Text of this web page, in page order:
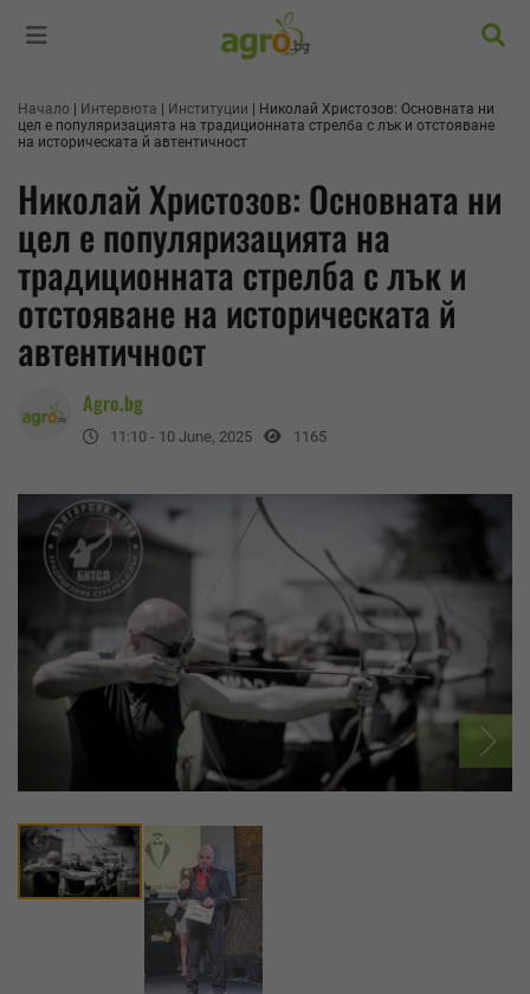
Начало Интервюта Институции
Николай Христозов: Основната ни
цел е популяризацията на традиционната стрелба с лък и отстояване
на историческата й автентичност
Николай Христозов: Основната ни
цел е популяризацията на
традиционната стрелба с лък и
отстояване на историческата й
автентичност
Agro.bg
11:10 - 10 June, 2025 1165